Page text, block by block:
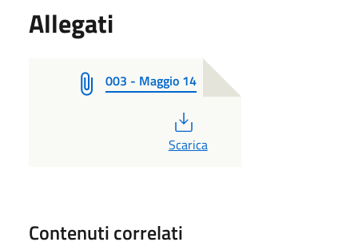
Allegati
003 - Maggio 14
PDF
Scarica
Contenuti correlati